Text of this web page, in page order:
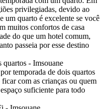
privilegiadas, devido ao
um quarto é excelente se você
muitos confortos de casa
do que um hotel comum,
passeia por esse destino
- Imsouane
temporada de dois quartos
com as crianças ou quem
suficiente para todo